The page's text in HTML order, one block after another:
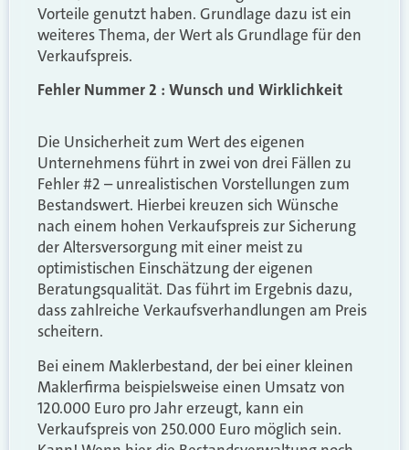
Vorteile genutzt haben. Grundlage dazu ist ein
weiteres Thema, der Wert als Grundlage für den
Verkaufspreis.
Fehler Nummer 2 : Wunsch und Wirklichkeit
Die Unsicherheit zum Wert des eigenen
Unternehmens führt in zwei von drei Fällen zu
Fehler #2 – unrealistischen Vorstellungen zum
Bestandswert. Hierbei kreuzen sich Wünsche
nach einem hohen Verkaufspreis zur Sicherung
der Altersversorgung mit einer meist zu
optimistischen Einschätzung der eigenen
Beratungsqualität. Das führt im Ergebnis dazu,
dass zahlreiche Verkaufsverhandlungen am Preis
scheitern.
Bei einem Maklerbestand, der bei einer kleinen
Maklerfirma beispielsweise einen Umsatz von
120.000 Euro pro Jahr erzeugt, kann ein
Verkaufspreis von 250.000 Euro möglich sein.